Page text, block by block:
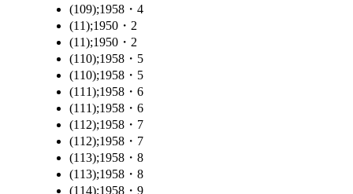
(109);1958・4
(11);1950・2
(11);1950・2
(110);1958・5
(110);1958・5
(111);1958・6
(111);1958・6
(112);1958・7
(112);1958・7
(113);1958・8
(113);1958・8
(114);1958・9